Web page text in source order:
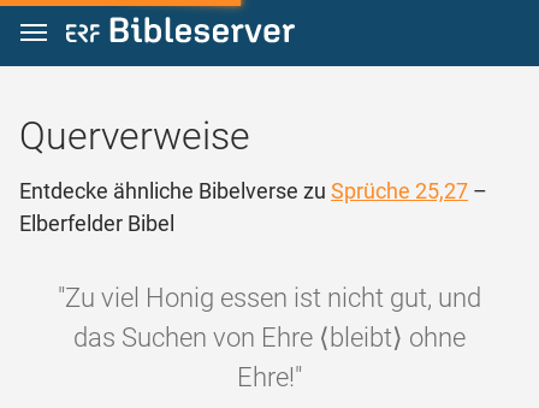
Zum Inhalt springen
Querverweise
Entdecke ähnliche Bibelverse zu Sprüche 25,27 –
Elberfelder Bibel
"Zu viel Honig essen ist nicht gut, und
das Suchen von Ehre ⟨bleibt⟩ ohne
Ehre!"